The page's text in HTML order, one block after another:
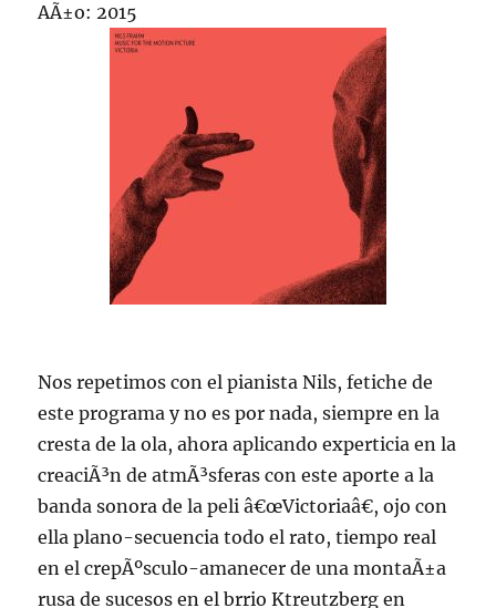
AÃ±o: 2015
Nos repetimos con el pianista Nils, fetiche de
este programa y no es por nada, siempre en la
cresta de la ola, ahora aplicando experticia en la
creaciÃ³n de atmÃ³sferas con este aporte a la
banda sonora de la peli â€œVictoriaâ€, ojo con
ella plano-secuencia todo el rato, tiempo real
en el crepÃºsculo-amanecer de una montaÃ±a
rusa de sucesos en el brrio Ktreutzberg en